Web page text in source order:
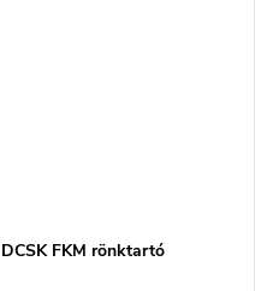
DCSK FKM rönktartó